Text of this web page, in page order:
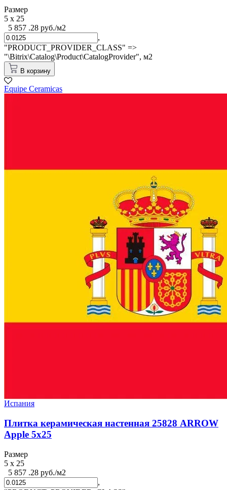
Размер
5 x 25
5 857 .28 руб./м2
,
"PRODUCT_PROVIDER_CLASS" =>
"\Bitrix\Catalog\Product\CatalogProvider", м2
В корзину
Equipe Cerаmicas
Испания
Плитка керамическая настенная 25828 ARROW
Apple 5х25
Размер
5 x 25
5 857 .28 руб./м2
,